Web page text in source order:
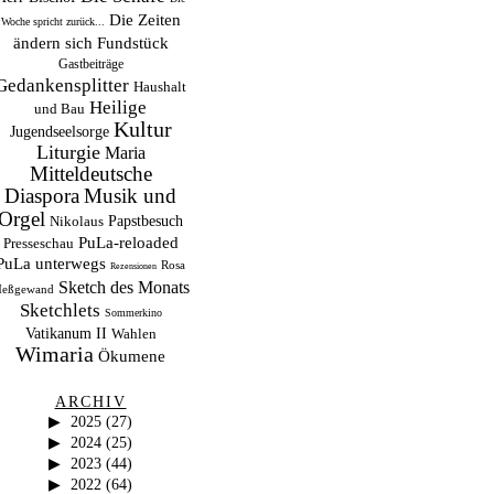
Woche spricht zurück...
Die Zeiten
ändern sich Fundstück
Gastbeiträge
Haushalt
und Bau Heilige
Jugendseelsorge Kultur
Liturgie Maria
Mitteldeutsche
Diaspora Musik und
Nikolaus Papstbesuch
Presseschau PuLa-reloaded
unterwegs Rezensionen Rosa
Sketch des Monats
Sketchlets Sommerkino
Vatikanum II Wahlen
Wimaria Ökumene
ARCHIV
2025 (27)
2024 (25)
2023 (44)
2022 (64)